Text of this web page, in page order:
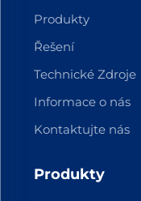
Produkty
Řešení
Technické Zdroje
Informace o nás
Kontaktujte nás
Produkty